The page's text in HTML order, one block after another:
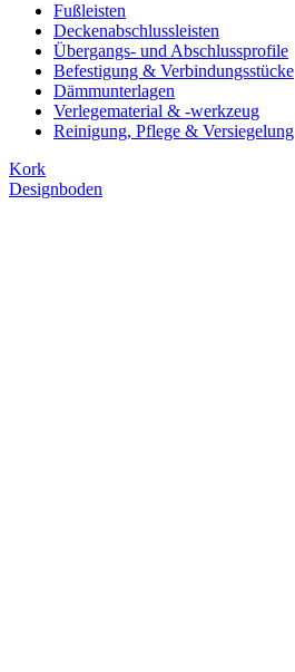
Fußleisten
Deckenabschlussleisten
Übergangs- und Abschlussprofile
Befestigung & Verbindungsstücke
Dämmunterlagen
Verlegematerial & -werkzeug
Reinigung, Pflege & Versiegelung
Kork
Designboden